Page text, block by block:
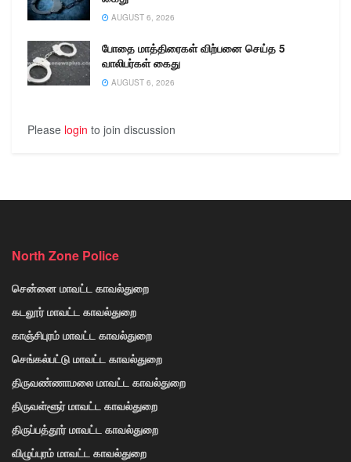
AUGUST 6, 2026
போதை மாத்திரைகள் விற்பனை செய்த 5
வாலிபர்கள் கைது
AUGUST 6, 2026
Please login to join discussion
North Zone Police
சென்னை மாவட்ட காவல்துறை
கடலூர் மாவட்ட காவல்துறை
காஞ்சிபுரம் மாவட்ட காவல்துறை
செங்கல்பட்டு மாவட்ட காவல்துறை
திருவண்ணாமலை மாவட்ட காவல்துறை
திருவள்ளூர் மாவட்ட காவல்துறை
திருப்பத்தூர் மாவட்ட காவல்துறை
விழுப்புரம் மாவட்ட காவல்துறை